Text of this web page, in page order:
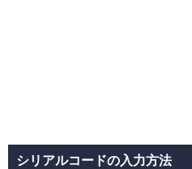
シリアルコードの入力方法